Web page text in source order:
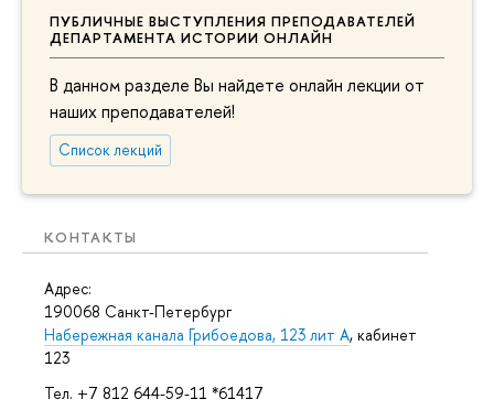
ПУБЛИЧНЫЕ ВЫСТУПЛЕНИЯ ПРЕПОДАВАТЕЛЕЙ
ДЕПАРТАМЕНТА ИСТОРИИ ОНЛАЙН
В данном разделе Вы найдете онлайн лекции от
наших преподавателей!
Список лекций
КОНТАКТЫ
Адрес:
190068 Санкт-Петербург
Набережная канала Грибоедова, 123 лит А, кабинет
123
Тел. +7 812 644-59-11 *61417